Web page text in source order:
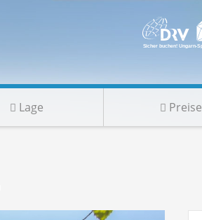
Lage Preise